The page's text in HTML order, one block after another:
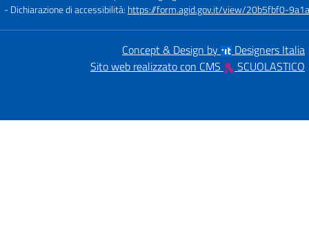
- Dichiarazione di accessibilità: https://form.agid.gov.it/view/20b5fbf0-
Concept & Design by
Designers Italia
Sito web realizzato con CMS
SCUOLASTICO